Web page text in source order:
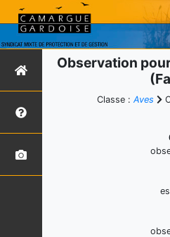
Observation
Classe : Aves